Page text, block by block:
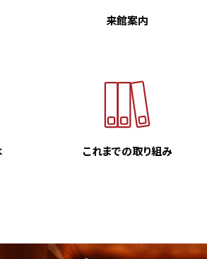
来館案内
これまでの取り組み